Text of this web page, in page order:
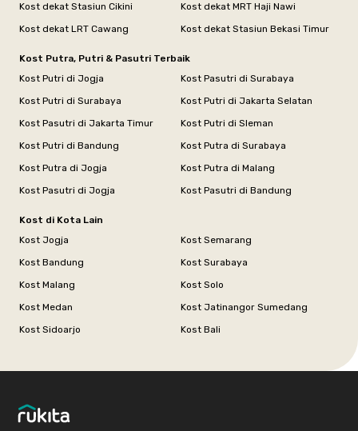
Kost dekat Stasiun Cikini
Kost dekat MRT Haji Nawi
Kost dekat LRT Cawang
Kost dekat Stasiun Bekasi Timur
Kost Putra, Putri & Pasutri Terbaik
Kost Putri di Jogja
Kost Pasutri di Surabaya
Kost Putri di Surabaya
Kost Putri di Jakarta Selatan
Kost Pasutri di Jakarta Timur
Kost Putri di Sleman
Kost Putri di Bandung
Kost Putra di Surabaya
Kost Putra di Jogja
Kost Putra di Malang
Kost Pasutri di Jogja
Kost Pasutri di Bandung
Kost di Kota Lain
Kost Jogja
Kost Semarang
Kost Bandung
Kost Surabaya
Kost Malang
Kost Solo
Kost Medan
Kost Jatinangor Sumedang
Kost Sidoarjo
Kost Bali